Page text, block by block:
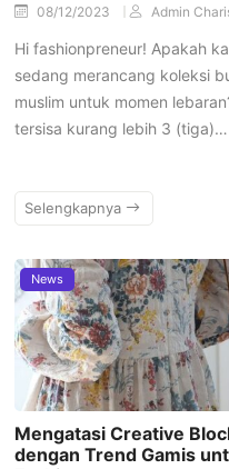
08/12/2023 Admin
Hi fashionpreneur! Apakah
sedang merancang koleksi
muslim untuk momen
tersisa kurang lebih 3 (tiga)…
Selengkapnya
News
Mengatasi Creative
dengan Trend Gamis